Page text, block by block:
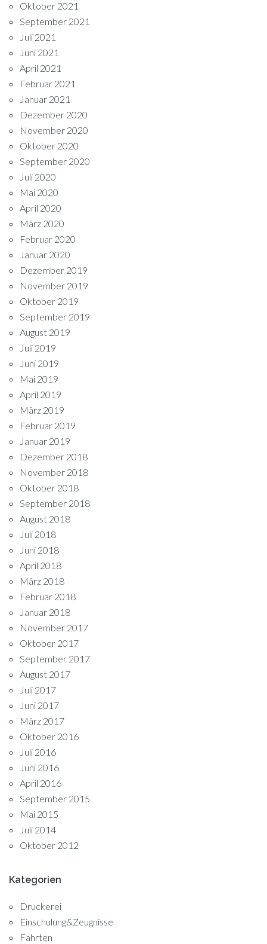
Oktober 2021
September 2021
Juli 2021
Juni 2021
April 2021
Februar 2021
Januar 2021
Dezember 2020
November 2020
Oktober 2020
September 2020
Juli 2020
Mai 2020
April 2020
März 2020
Februar 2020
Januar 2020
Dezember 2019
November 2019
Oktober 2019
September 2019
August 2019
Juli 2019
Juni 2019
Mai 2019
April 2019
März 2019
Februar 2019
Januar 2019
Dezember 2018
November 2018
Oktober 2018
September 2018
August 2018
Juli 2018
Juni 2018
April 2018
März 2018
Februar 2018
Januar 2018
November 2017
Oktober 2017
September 2017
August 2017
Juli 2017
Juni 2017
März 2017
Oktober 2016
Juli 2016
Juni 2016
April 2016
September 2015
Mai 2015
Juli 2014
Oktober 2012
Kategorien
Druckerei
Einschulung&Zeugnisse
Fahrten